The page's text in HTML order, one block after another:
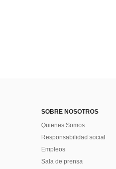
SOBRE NOSOTROS
Quienes Somos
Responsabilidad social
Empleos
Sala de prensa